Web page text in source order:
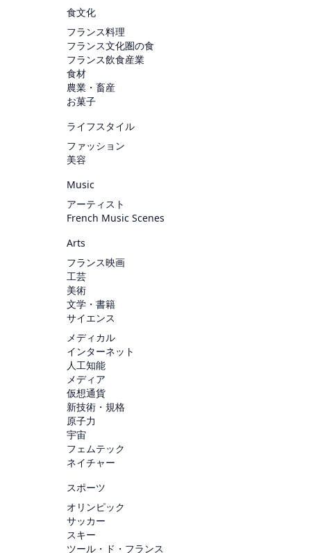
食文化
フランス料理
フランス文化圏の食
フランス飲食産業
食材
農業・畜産
お菓子
ライフスタイル
ファッション
美容
Music
アーティスト
French Music Scenes
Arts
フランス映画
工芸
美術
文学・書籍
サイエンス
メディカル
インターネット
人工知能
メディア
仮想通貨
新技術・規格
原子力
宇宙
フェムテック
ネイチャー
スポーツ
オリンピック
サッカー
スキー
ツール・ド・フランス